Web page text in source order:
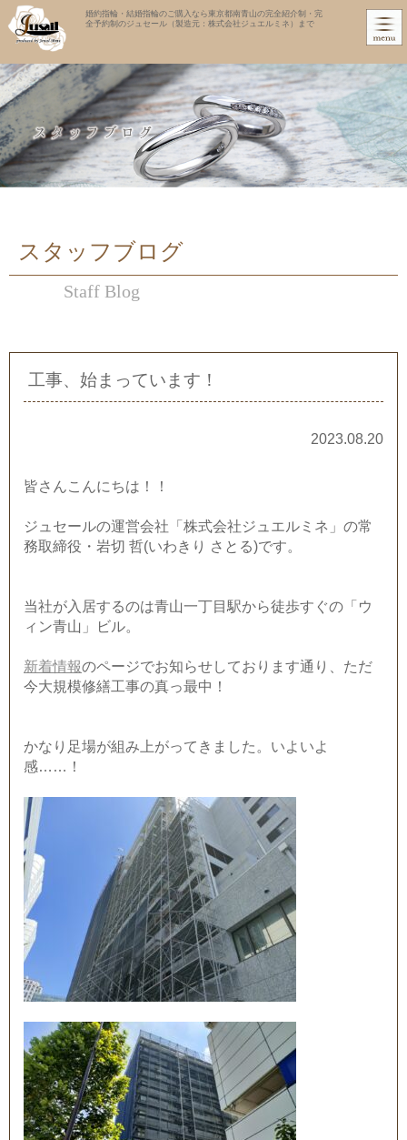
婚約指輪・結婚指輪のご購入なら東京都南青山の完全紹介制・完
全予約制のジュセール（製造元：株式会社ジュエルミネ）まで
スタッフブログ
Staff Blog
工事、始まっています！
2023.08.20
皆さんこんにちは！！
ジュセールの運営会社「株式会社ジュエルミネ」の常
務取締役・岩切 哲(いわきり さとる)です。
当社が入居するのは青山一丁目駅から徒歩すぐの「ウ
ィン青山」ビル。
新着情報のページでお知らせしております通り、ただ
今大規模修繕工事の真っ最中！
かなり足場が組み上がってきました。いよいよ
感……！